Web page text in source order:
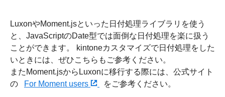
LuxonやMoment.jsといった日付処理ライブラリを使う
と、JavaScriptのDate型では面倒な日付処理を楽に扱う
ことができます。 kintoneカスタマイズで日付処理をした
いときには、ぜひこちらもご参考ください。
またMoment.jsからLuxonに移行する際には、公式サイト
の
For Moment users をご参考ください。